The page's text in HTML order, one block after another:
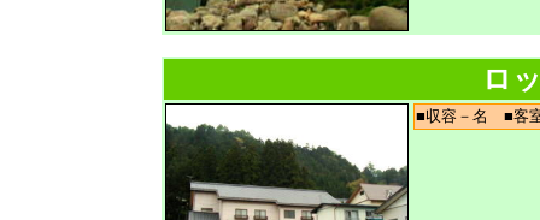
ロ
■収容－名 ■客